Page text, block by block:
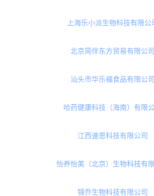
中科燕元生物技术（杭州）有限
广东亿超生物科技有限公司
北京五谷优养科技有限公司
上海潮旺科技有限公司
河北康贝尔食品有限公司
上海乐小派生物科技有限公
北京简伴东方贸易有限公司